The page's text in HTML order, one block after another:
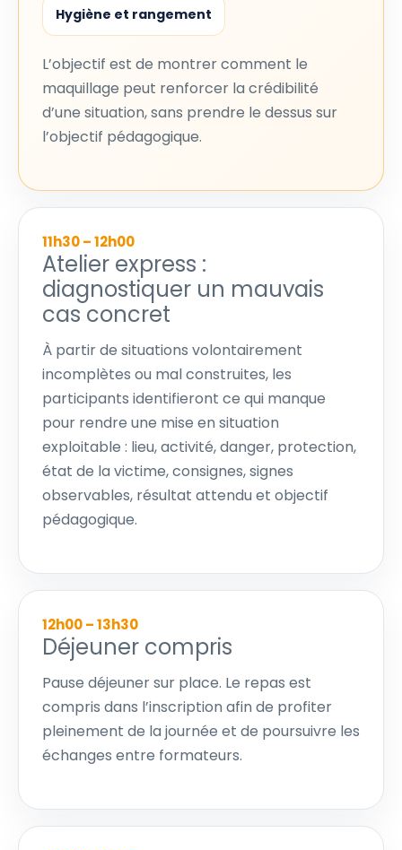
Hygiène et rangement
L’objectif est de montrer comment le
maquillage peut renforcer la crédibilité
d’une situation, sans prendre le dessus sur
l’objectif pédagogique.
11h30 – 12h00
Atelier express :
diagnostiquer un mauvais
cas concret
À partir de situations volontairement
incomplètes ou mal construites, les
participants identifieront ce qui manque
pour rendre une mise en situation
exploitable : lieu, activité, danger, protection,
état de la victime, consignes, signes
observables, résultat attendu et objectif
pédagogique.
12h00 – 13h30
Déjeuner compris
Pause déjeuner sur place. Le repas est
compris dans l’inscription afin de profiter
pleinement de la journée et de poursuivre les
échanges entre formateurs.